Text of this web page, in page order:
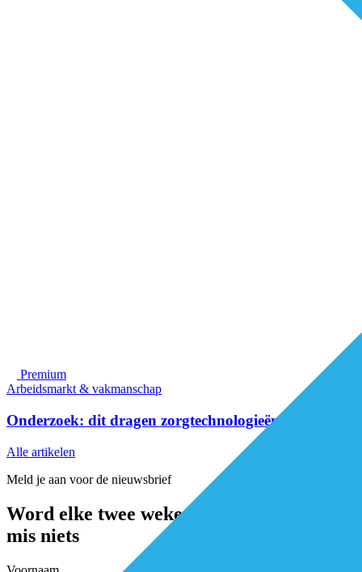
Premium
Arbeidsmarkt & vakmanschap
Onderzoek: dit dragen zorgtechnologieën bij
Alle artikelen
Meld je aan voor de nieuwsbrief
Word elke twee weken geïnspireerd en
mis niets